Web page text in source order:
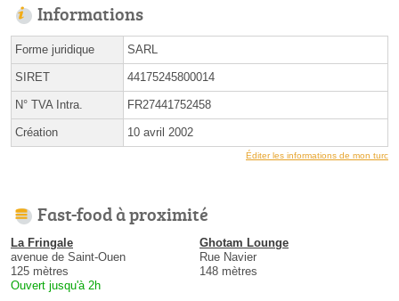
Informations
Forme juridique SARL
SIRET 44175245800014
N° TVA Intra. FR27441752458
Création 10 avril 2002
Éditer les informations de mon turc
Fast-food à proximité
La Fringale
avenue de Saint-Ouen
125 mètres
Ouvert jusqu'à 2h
Ghotam Lounge
Rue Navier
148 mètres